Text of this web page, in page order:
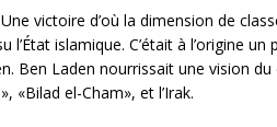
victoire d’où la dimension de
l’État islamique. C’était à l’origine
Ben Laden nourrissait une vision
«Bilad el-Cham», et l’Irak.